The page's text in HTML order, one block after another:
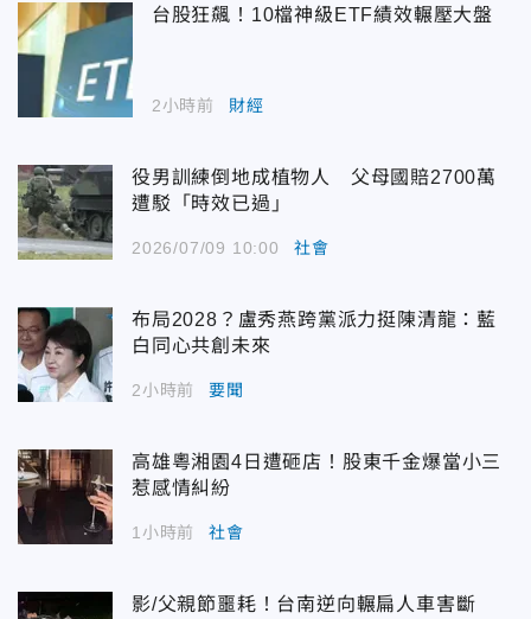
台股狂飆！10檔神級ETF績效輾壓大盤
2小時前 財經
役男訓練倒地成植物人 父母國賠2700萬
遭駁「時效已過」
2026/07/09 10:00 社會
布局2028？盧秀燕跨黨派力挺陳清龍：藍
白同心共創未來
2小時前 要聞
高雄粵湘園4日遭砸店！股東千金爆當小三
惹感情糾紛
1小時前 社會
影/父親節噩耗！台南逆向輾扁人車害斷